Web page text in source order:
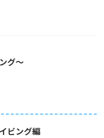
グ～
ビング編